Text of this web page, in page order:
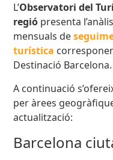
L’Observatori del
regió presenta
mensuals de
turística
Destinació Barcelona.
A continuació
per àrees
actualització:
Barcelona